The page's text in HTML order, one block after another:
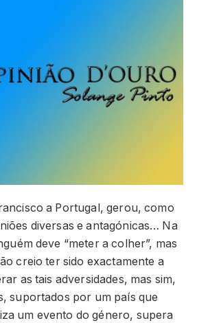
a Portugal, gerou, como
diversas e antagónicas… Na
deve “meter a colher”, mas
creio ter sido exactamente a
as tais adversidades, mas sim,
suportados por um país que
um evento do género, supera